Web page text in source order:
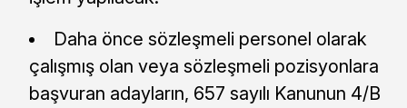
Daha önce sözleşmeli personel olarak
çalışmış olan veya sözleşmeli pozisyonlara
başvuran adayların, 657 sayılı Kanunun 4/B